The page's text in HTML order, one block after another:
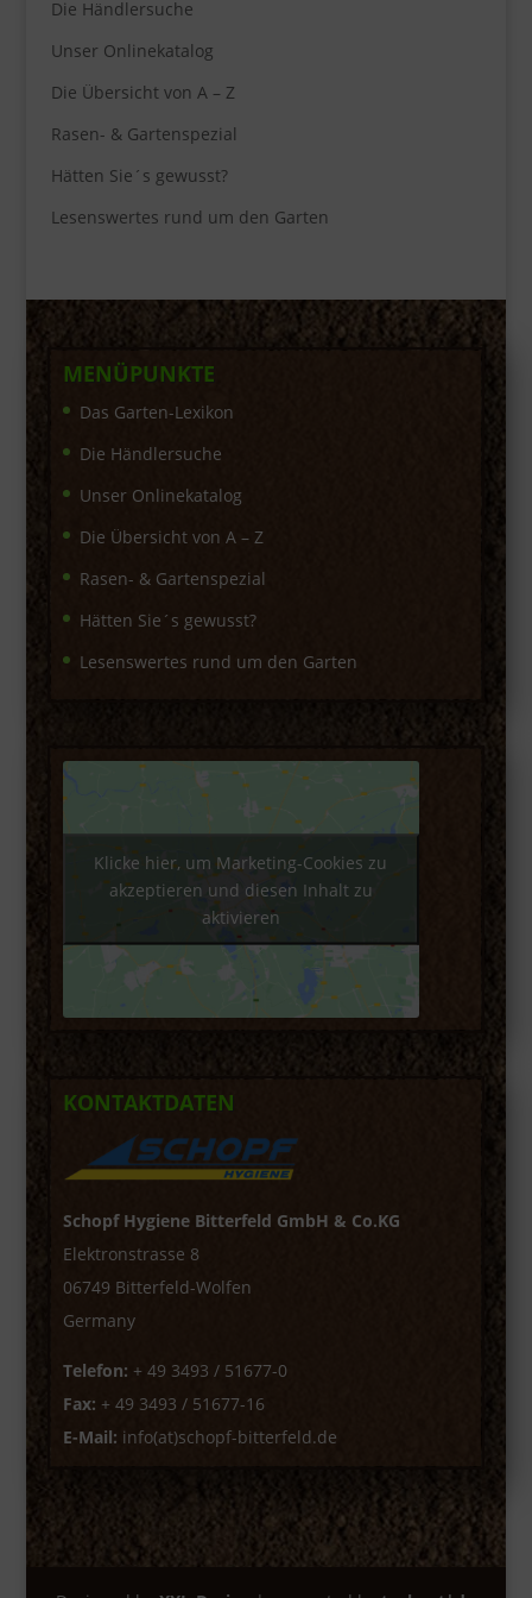
Die Händlersuche
Unser Onlinekatalog
Die Übersicht von A – Z
Rasen- & Gartenspezial
Hätten Sie´s gewusst?
Lesenswertes rund um den Garten
MENÜPUNKTE
Das Garten-Lexikon
Die Händlersuche
Unser Onlinekatalog
Die Übersicht von A – Z
Rasen- & Gartenspezial
Hätten Sie´s gewusst?
Lesenswertes rund um den Garten
Klicke hier, um Marketing-Cookies zu
akzeptieren und diesen Inhalt zu
aktivieren
KONTAKTDATEN
Schopf Hygiene Bitterfeld GmbH & Co.KG
Elektronstrasse 8
06749 Bitterfeld-Wolfen
Germany
Telefon: + 49 3493 / 51677-0
Fax: + 49 3493 / 51677-16
E-Mail: info(at)schopf-bitterfeld.de